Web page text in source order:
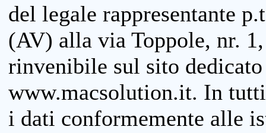
del legale rappresentante
(AV) alla via Toppole, nr.
rinvenibile sul sito
www.macsolution.it. In
i dati conformemente alle